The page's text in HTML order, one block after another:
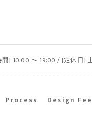
] 10:00 〜 19:00 / [定休日]
Process Design Fee